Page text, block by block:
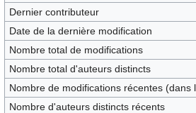
Dernier contributeur
Date de la dernière modification
Nombre total de modifications
Nombre total d'auteurs distincts
Nombre de modifications récentes (dans
Nombre d'auteurs distincts récents